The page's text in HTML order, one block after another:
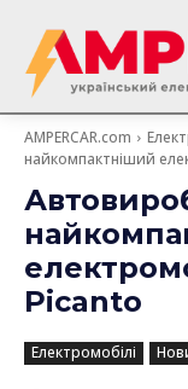
AMPERCAR.com
найкомпактніший
Picanto
Електромобілі